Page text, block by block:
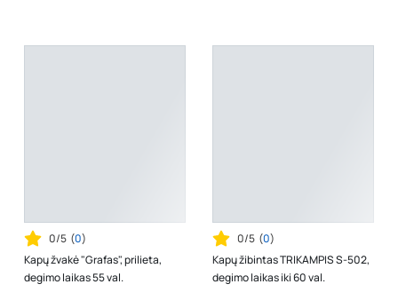
0/5 (0)
Kapų žvakė "Grafas", prilieta,
degimo laikas 55 val.
0/5 (0)
Kapų žibintas TRIKAMPIS S-502,
degimo laikas iki 60 val.